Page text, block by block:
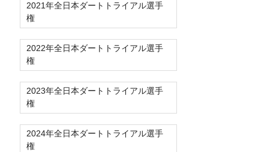
2021年全日本ダートトライアル選手
権
2022年全日本ダートトライアル選手
権
2023年全日本ダートトライアル選手
権
2024年全日本ダートトライアル選手
権